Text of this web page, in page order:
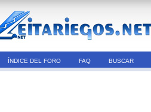
ÍNDICE DEL FORO FAQ BUSCAR